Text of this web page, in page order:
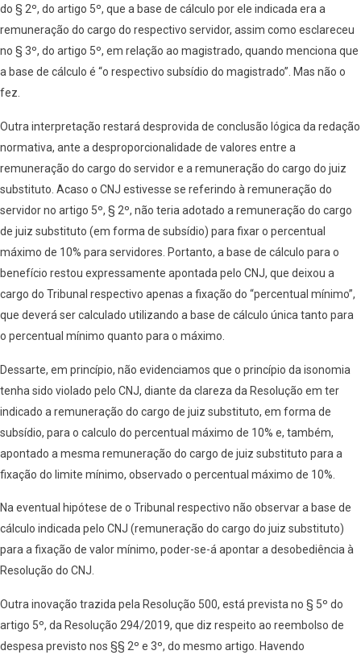
do § 2º, do artigo 5º, que a base de cálculo por ele indicada era a
remuneração do cargo do respectivo servidor, assim como esclareceu
no § 3º, do artigo 5º, em relação ao magistrado, quando menciona que
a base de cálculo é “o respectivo subsídio do magistrado”. Mas não o
fez.
Outra interpretação restará desprovida de conclusão lógica da redação
normativa, ante a desproporcionalidade de valores entre a
remuneração do cargo do servidor e a remuneração do cargo do juiz
substituto. Acaso o CNJ estivesse se referindo à remuneração do
servidor no artigo 5º, § 2º, não teria adotado a remuneração do cargo
de juiz substituto (em forma de subsídio) para fixar o percentual
máximo de 10% para servidores. Portanto, a base de cálculo para o
benefício restou expressamente apontada pelo CNJ, que deixou a
cargo do Tribunal respectivo apenas a fixação do “percentual mínimo”,
que deverá ser calculado utilizando a base de cálculo única tanto para
o percentual mínimo quanto para o máximo.
Dessarte, em princípio, não evidenciamos que o princípio da isonomia
tenha sido violado pelo CNJ, diante da clareza da Resolução em ter
indicado a remuneração do cargo de juiz substituto, em forma de
subsídio, para o calculo do percentual máximo de 10% e, também,
apontado a mesma remuneração do cargo de juiz substituto para a
fixação do limite mínimo, observado o percentual máximo de 10%.
Na eventual hipótese de o Tribunal respectivo não observar a base de
cálculo indicada pelo CNJ (remuneração do cargo do juiz substituto)
para a fixação de valor mínimo, poder-se-á apontar a desobediência à
Resolução do CNJ.
Outra inovação trazida pela Resolução 500, está prevista no § 5º do
artigo 5º, da Resolução 294/2019, que diz respeito ao reembolso de
despesa previsto nos §§ 2º e 3º, do mesmo artigo. Havendo